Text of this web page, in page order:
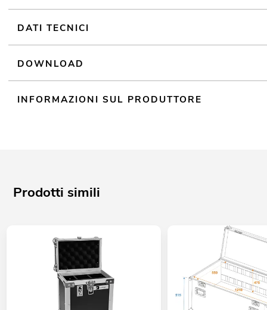
DATI TECNICI
DOWNLOAD
INFORMAZIONI SUL PRODUTTORE
Prodotti simili